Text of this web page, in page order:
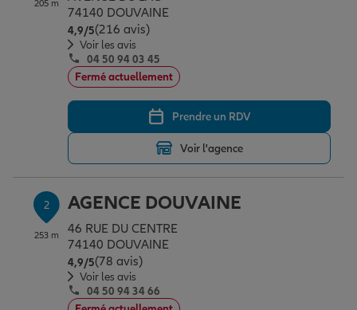
Assurance emprunteur
Prévoyance et dépendance
Assurance animal de compagnie
Protection de la famille
Protection juridique
Épargne & retraite
Plan épargne retraite
Assurance vie
Placements financiers
Investissements immobiliers
Transmission
Vos projets
Partir en vacances
Déménager
Changer de voiture
Départ à la retraite
Conseil assurance
Outre-mer
Assurance auto
Assurance habitation
Professionnels
Allianz en France
205 m
74140 DOUVAINE
4,9/5Note de 4.9 sur 5
(216 avis)
Voir les avis
04 50 94 03 45
Fermé actuellement
Prendre un RDV
Voir l'agence
2
253 m
AGENCE DOUVAINE
46 RUE DU CENTRE
74140 DOUVAINE
4,9/5Note de 4.9 sur 5
(78 avis)
Voir les avis
04 50 94 34 66